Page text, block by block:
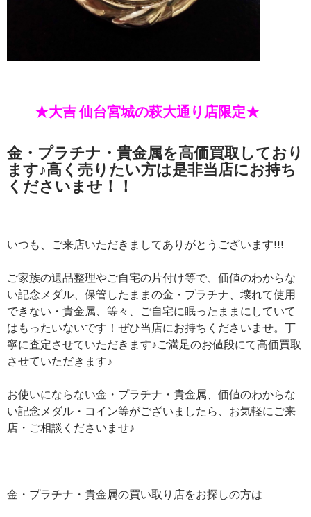
★大吉 仙台宮城の萩大通り店限定★
金・プラチナ・貴金属を高価買取しており
ます♪高く売りたい方は是非当店にお持ち
くださいませ！！
いつも、ご来店いただきましてありがとうございます!!!
ご家族の遺品整理やご自宅の片付け等で、価値のわからな
い記念メダル、保管したままの金・プラチナ、壊れて使用
できない・貴金属、等々、ご自宅に眠ったままにしていて
はもったいないです！ぜひ当店にお持ちくださいませ。丁
寧に査定させていただきます♪ご満足のお値段にて高価買取
させていただきます♪
お使いにならない金・プラチナ・貴金属、価値のわからな
い記念メダル・コイン等がございましたら、お気軽にご来
店・ご相談くださいませ♪
金・プラチナ・貴金属の買い取り店をお探しの方は